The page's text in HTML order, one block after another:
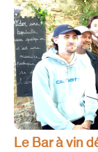
Le Bar à vin